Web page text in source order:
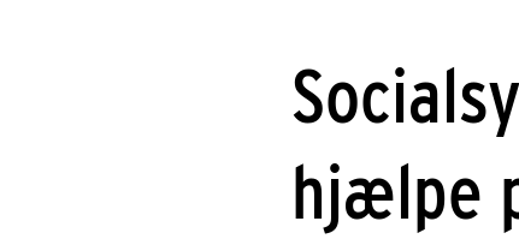
hjælpe